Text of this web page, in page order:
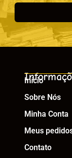
Início
Sobre Nós
Minha Conta
Meus
Contato